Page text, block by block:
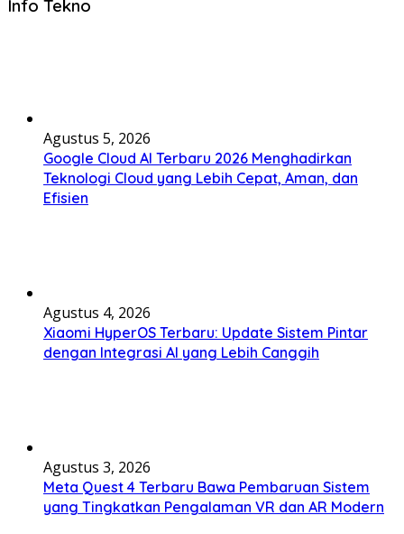
Info Tekno
Agustus 5, 2026
Google Cloud AI Terbaru 2026 Menghadirkan
Teknologi Cloud yang Lebih Cepat, Aman, dan
Efisien
Agustus 4, 2026
Xiaomi HyperOS Terbaru: Update Sistem Pintar
dengan Integrasi AI yang Lebih Canggih
Agustus 3, 2026
Meta Quest 4 Terbaru Bawa Pembaruan Sistem
yang Tingkatkan Pengalaman VR dan AR Modern